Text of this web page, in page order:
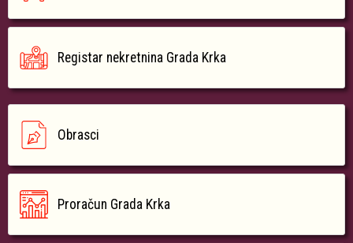
Registar nekretnina Grada Krka
Obrasci
Proračun Grada Krka